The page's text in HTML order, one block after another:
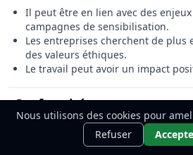
Il peut être en lien avec des
campagnes de sensibilisation.
Les entreprises cherchent de plus
des valeurs éthiques.
Le travail peut avoir un impact
ConformitéPour Le Métier
La conformité reflète l'adhésion aux
respect des règles établies pour
Ce métier t'intéresse ?Découvre
comment le devenir.
Nous utilisons des cookies pour
Refuser